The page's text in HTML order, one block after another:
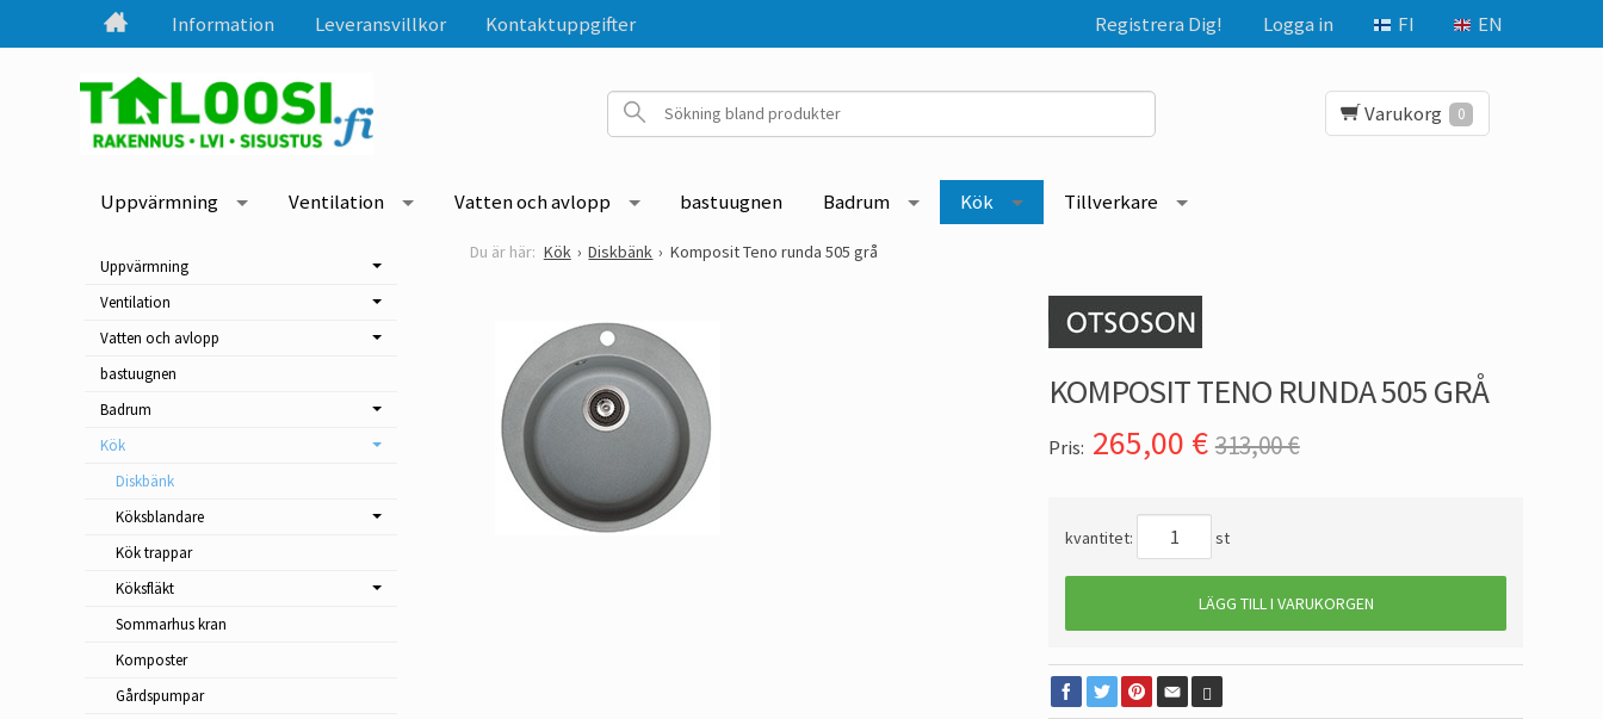
FI EN
Registrera Dig! Logga in
Information Leveransvillkor Kontaktuppgifter
Varukorg 0
Uppvärmning Ventilation Vatten och avlopp bastuugnen Badrum Kök Tillverkare
Kök Diskbänk Komposit Teno runda 505 grå
KOMPOSIT TENO RUNDA 505 GRÅ
Pris: 265,00 € 313,00 €
kvantitet: st
LÄGG TILL I VARUKORGEN
Uppvärmning
Ventilation
Vatten och avlopp
bastuugnen
Badrum
Kök
Diskbänk
Köksblandare
Kök trappar
Köksfläkt
Sommarhus kran
Komposter
Gårdspumpar